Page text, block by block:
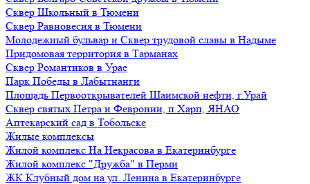
Сквер Школьный в Тюмени
Сквер Равновесия в Тюмени
Молодежный бульвар и Сквер трудовой славы в Надыме
Придомовая территория в Тарманах
Сквер Романтиков в Урае
Парк Победы в Лабытнанги
Площадь Первооткрывателей Шаимской нефти, г.Урай
Сквер святых Петра и Февронии, п.Харп, ЯНАО
Аптекарский сад в Тобольске
Жилые комплексы
Жилой комплекс На Некрасова в Екатеринбурге
Жилой комплекс "Дружба" в Перми
ЖК Клубный дом на ул. Ленина в Екатеринбурге